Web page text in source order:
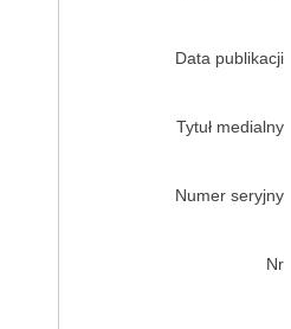
Data publikacji
Tytuł medialny
Numer seryjny
Nr